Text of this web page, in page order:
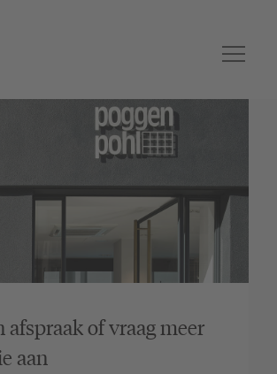
afspraak of vraag meer
aan